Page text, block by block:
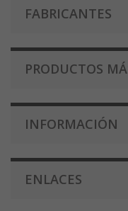
FABRICANTES
PRODUCTOS
INFORMACIÓN
ENLACES